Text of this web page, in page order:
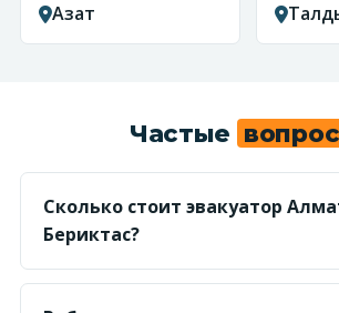
Азат
Частые
Сколько стоит эвакуатор
Бериктас?
Считаем по километражу (~35